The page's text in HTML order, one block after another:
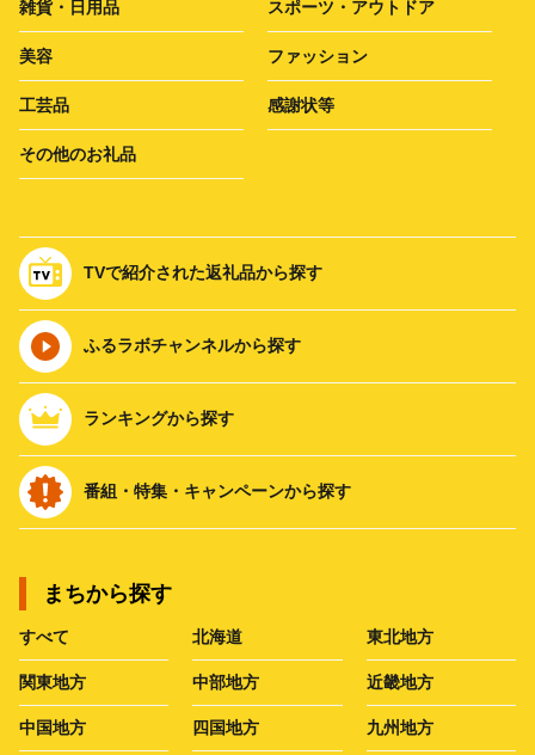
雑貨・日用品 スポーツ・アウトドア
美容 ファッション
工芸品 感謝状等
その他のお礼品
TVで紹介された返礼品から探す
ふるラボチャンネルから探す
ランキングから探す
番組・特集・キャンペーンから探す
まちから探す
すべて 北海道 東北地方
関東地方 中部地方 近畿地方
中国地方 四国地方 九州地方